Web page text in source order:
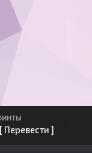
[ Перевести ]